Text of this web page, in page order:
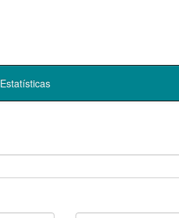
Estatísticas